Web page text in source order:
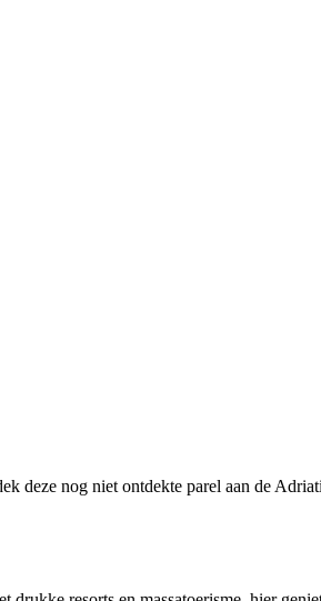
nog niet ontdekte parel aan de